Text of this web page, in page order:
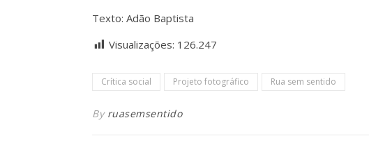
Texto: Adão Baptista
Visualizações: 126.247
Crítica social Projeto fotográfico Rua sem sentido
By ruasemsentido